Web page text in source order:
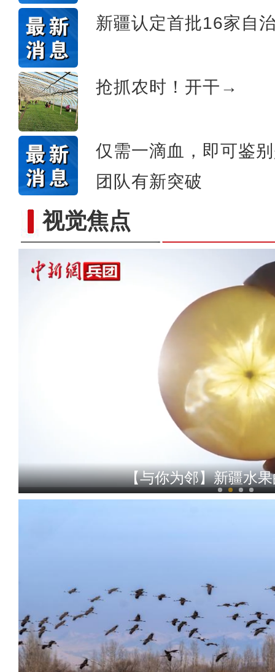
新疆认定首批16家自
抢抓农时！开干→
仅需一滴血，即可鉴
团队有新突破
视觉焦点【与你为邻】俄罗斯博士后
【与你为邻】新疆水